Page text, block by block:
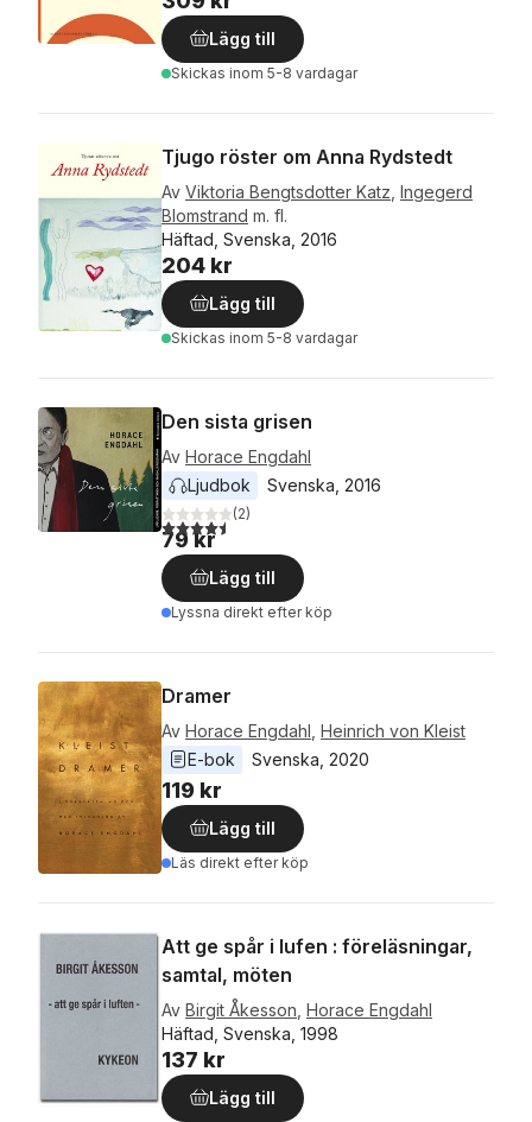
Lägg till
Skickas inom 5-8 vardagar
Tjugo röster om Anna Rydstedt
Av Viktoria Bengtsdotter Katz Ingegerd
Blomstrand m. fl.
Häftad, Svenska, 2016
204 kr
Lägg till
Skickas inom 5-8 vardagar
Den sista grisen
Av Horace Engdahl
Ljudbok
Svenska 2016
4,5utav 5 stjärnor. Totalt antal röster:
(2)
79 kr
Lägg till
Lyssna direkt efter köp
Dramer
Av Horace Engdahl Heinrich von Kleist
E-bok
Svenska 2020
119 kr
Lägg till
Läs direkt efter köp
Att ge spår i lufen : föreläsningar,
samtal, möten
Av Birgit Åkesson Horace Engdahl
Häftad, Svenska, 1998
137 kr
Lägg till